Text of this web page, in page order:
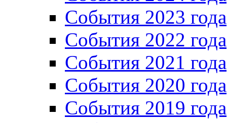
События 2023 года
Cобытия 2022 года
Cобытия 2021 года
События 2020 года
События 2019 года